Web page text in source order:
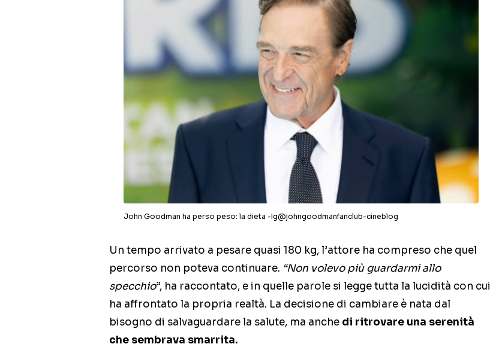
John Goodman ha perso peso: la dieta -Ig@johngoodmanfanclub-cineblog
Un tempo arrivato a pesare quasi 180 kg, l’attore ha compreso che quel
percorso non poteva continuare. “Non volevo più guardarmi allo
specchio”, ha raccontato, e in quelle parole si legge tutta la lucidità con cui
ha affrontato la propria realtà. La decisione di cambiare è nata dal
bisogno di salvaguardare la salute, ma anche di ritrovare una serenità
che sembrava smarrita.